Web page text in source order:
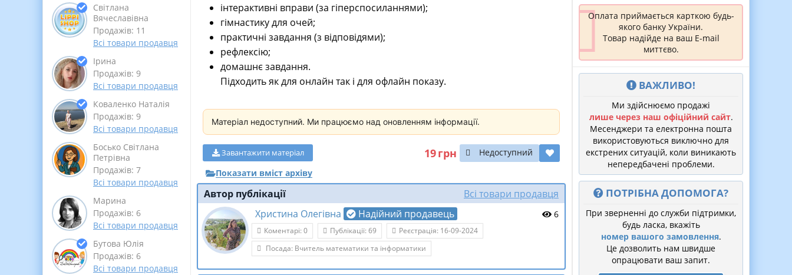
Світлана
Вячеславівна
Продажів: 11
Всі товари продавця
Ірина
Продажів: 9
Всі товари продавця
Коваленко Наталія
Продажів: 9
Всі товари продавця
Босько Світлана
Петрівна
Продажів: 7
Всі товари продавця
Марина
Продажів: 6
Всі товари продавця
Бутова Юлія
Продажів: 6
Всі товари продавця
інтерактивні вправи (за гіперспосиланнями);
гімнастику для очей;
практичні завдання (з відповідями);
рефлексію;
домашнє завдання.
Підходить як для онлайн так і для офлайн показу.
Матеріал недоступний. Ми працюємо над оновленням інформації.
19грн Недоступний
Завантажити матеріал
Показати вміст архіву
Автор публікації
Всі товари продавця
Христина Олегівна
Надійний продавець 6
Коментарі: 0 Публікації: 69
Реєстрація: 16-09-2024
Посада: Вчитель математики та інформатики
Оплата приймається карткою будь-
якого банку України.
Товар надійде на ваш E-mail
миттєво.
ВАЖЛИВО!
Ми здійснюємо продажі
лише через наш офіційний сайт.
Месенджери та електронна пошта
використовуються виключно для
екстрених ситуацій, коли виникають
непередбачені проблеми.
ПОТРІБНА ДОПОМОГА?
При зверненні до служби підтримки,
будь ласка, вкажіть
номер вашого замовлення.
Це дозволить нам швидше
опрацювати ваш запит.